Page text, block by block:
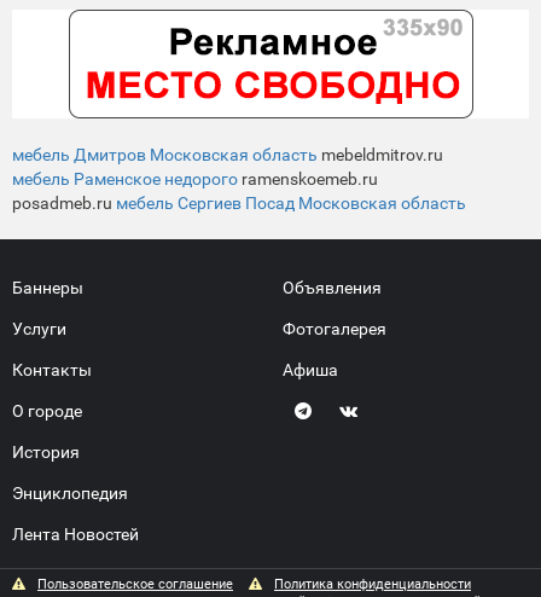
мебель Дмитров Московская область mebeldmitrov.ru
мебель Раменское недорого ramenskoemeb.ru
posadmeb.ru мебель Сергиев Посад Московская область
Баннеры
Услуги
Контакты
О городе
История
Энциклопедия
Лента Новостей
Объявления
Фотогалерея
Афиша
Пользовательское соглашение
Политика конфиденциальности